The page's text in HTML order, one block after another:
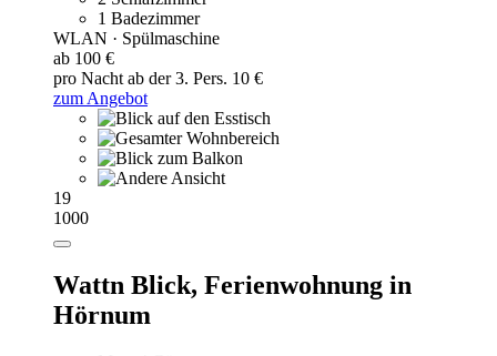
1 Badezimmer
WLAN · Spülmaschine
ab 100 €
pro Nacht ab der 3. Pers. 10 €
zum Angebot
19
1000
Wattn Blick, Ferienwohnung in
Hörnum